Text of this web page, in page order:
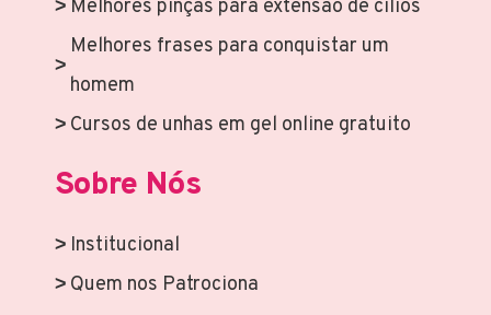
Melhores pinças para extensão de cílios
Melhores frases para conquistar um
homem
Cursos de unhas em gel online gratuito
Sobre Nós
Institucional
Quem nos Patrociona